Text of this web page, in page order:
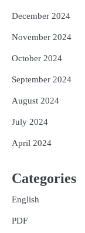
December 2024
November 2024
October 2024
September 2024
August 2024
July 2024
April 2024
Categories
English
PDF